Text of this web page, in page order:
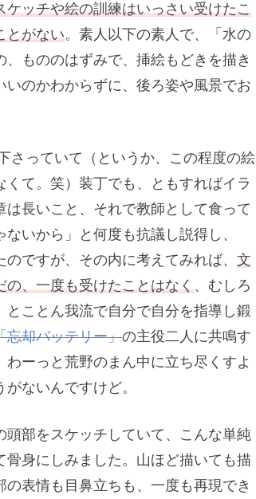
ケッチや絵の訓練はいっさい受けたこ
とがない。素人以下の素人で、「水の
もののはずみで、挿絵もどきを描き
のかわからずに、後ろ姿や風景でお
さっていて（というか、この程度の絵
て。笑）装丁でも、ともすればイラ
長いこと、それで教師として食って
いから」と何度も抗議し説得し、
ですが、その内に考えてみれば、 文
、一度も受けたことはなく 、むしろ
ことん我流で自分で自分を指導し鍛
忘却バッテリー」の主役二人に共鳴す
ーっと荒野のまん中に立ち尽くすよ
ないんですけど。
部をスケッチしていて、こんな単純
身にしみました。山ほど描いても描
表情も目鼻立ちも、一度も再現でき